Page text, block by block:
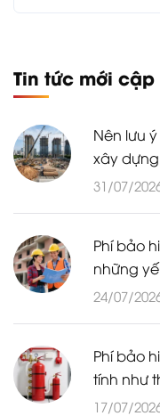
Tin tức mới
Nên lưu
xây
31/07/
Phí bảo
những
24/07/
Phí bảo
tính như
17/07/